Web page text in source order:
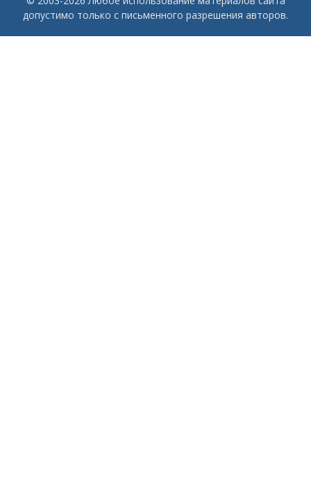
допустимо только с письменного разрешения авторов.